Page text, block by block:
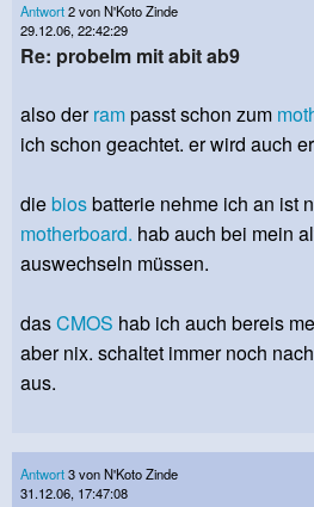
Antwort2 von N'Koto Zinde
29.12.06, 22:42:29
Re: probelm mit abit ab9
also derrampasst schon zum
ich schon geachtet. er wird auch
diebiosbatterie nehme ich an ist
motherboard. hab auch bei mein
auswechseln müssen.
dasCMOS hab ich auch bereis
aber nix. schaltet immer noch
aus.
Antwort3 von N'Koto Zinde
31.12.06, 17:47:08